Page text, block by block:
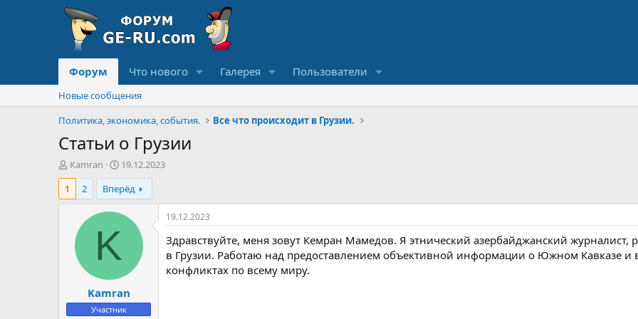
Форум Что нового Галерея Пользователи
Новые сообщения
Политика, экономика, события.
Все что происходит в Грузии.
Статьи о Грузии
А
в
о
м
Kamran
Д
а
т
а
н
а
19.12.2023
1
2 Вперёд
K
Kamran
Участник
19.12.2023
Здравствуйте, меня зовут Кемран Мамедов. Я этнический азербайджанский журналист,
в Грузии. Работаю над предоставлением объективной информации о Южном Кавказе и
конфликтах по всему миру.